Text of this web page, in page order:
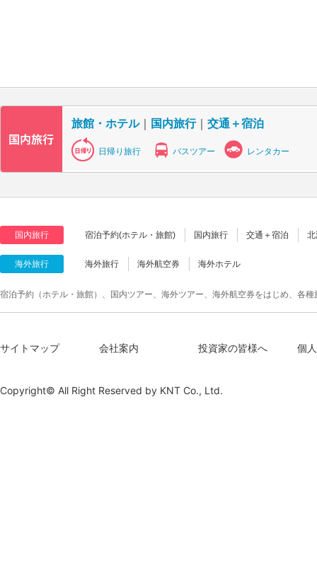
旅館・ホテル｜ 国内旅行｜ 交通＋宿泊
日帰り旅行 バスツアー レンタカー
国内旅行 宿泊予約(ホテル・旅館) 国内旅行 交通＋宿泊
海外旅行 海外旅行 海外航空券 海外ホテル
宿泊予約（ホテル・旅館）、国内ツアー、海外ツアー、海外航空券をはじめ、各
サイトマップ 会社案内 投資家の皆様へ 個
Copyright© All Right Reserved by KNT Co., Ltd.